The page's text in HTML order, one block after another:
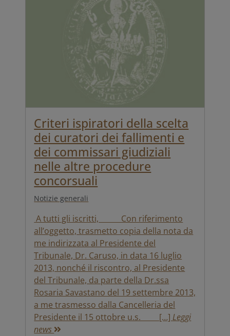
Criteri ispiratori della scelta
dei curatori dei fallimenti e
dei commissari giudiziali
nelle altre procedure
concorsuali
Notizie generali
A tutti gli iscritti, Con riferimento
all’oggetto, trasmetto copia della nota da
me indirizzata al Presidente del
Tribunale, Dr. Caruso, in data 16 luglio
2013, nonché il riscontro, al Presidente
del Tribunale, da parte della Dr.ssa
Rosaria Savastano del 19 settembre 2013,
a me trasmesso dalla Cancelleria del
Presidente il 15 ottobre u.s. […] Leggi
news